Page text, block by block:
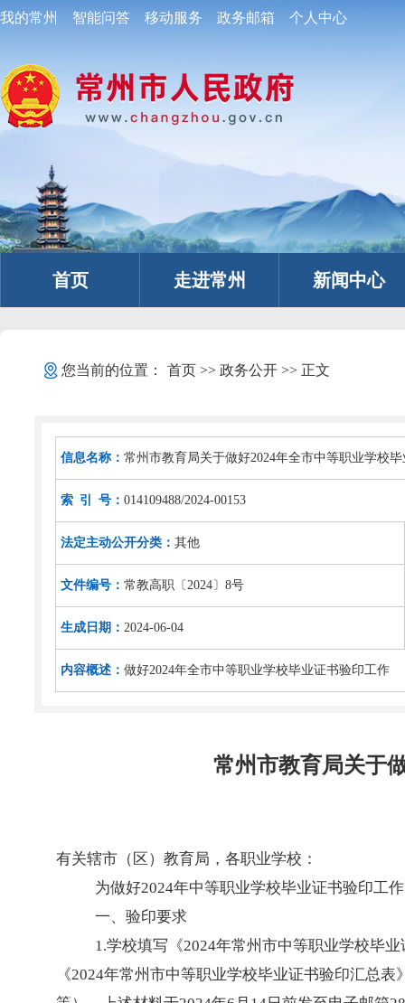
我的常州 智能问答 移动服务 政务邮箱 个人中心
首页 走进常州 新闻中心
您当前的位置： 首页>> 政务公开>> 正文
信息名称： 常州市教育局关于做好2024年全市中等职业学校
索 引 号： 014109488/2024-00153
法定主动公开分类： 其他
文件编号： 常教高职〔2024〕8号
生成日期： 2024-06-04
内容概述： 做好2024年全市中等职业学校毕业证书验印工作
常州市教育局关于
有关辖市（区）教育局，各职业学校：
为做好2024年中等职业学校毕业证书验印工
一、验印要求
1.学校填写《2024年常州市中等职业学校毕
《2024年常州市中等职业学校毕业证书验印汇总表